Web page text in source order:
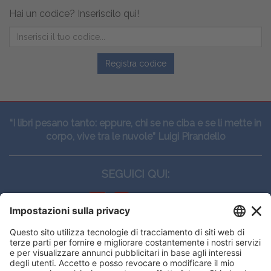
Hai un codice? Inseriscilo qui!
Registra codice
“I libri pesano tanto: eppure, chi se ne ciba e se li mette in
corpo, vive tra le nuvole” Luigi Pirandello
SEGUICI QUI:
CONTATTI
Edi.Ermes srl